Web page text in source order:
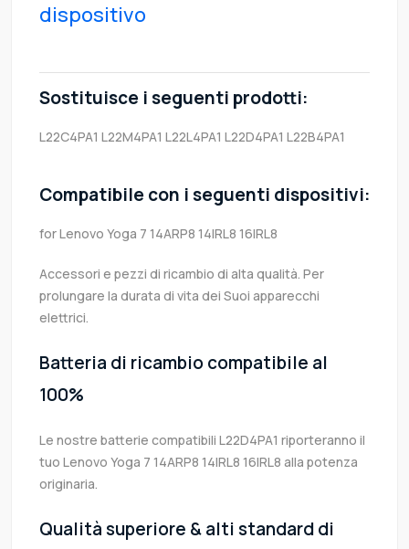
dispositivo
Sostituisce i seguenti prodotti:
L22C4PA1 L22M4PA1 L22L4PA1 L22D4PA1 L22B4PA1
Compatibile con i seguenti dispositivi:
for Lenovo Yoga 7 14ARP8 14IRL8 16IRL8
Accessori e pezzi di ricambio di alta qualità. Per
prolungare la durata di vita dei Suoi apparecchi
elettrici.
Batteria di ricambio compatibile al
100%
Le nostre batterie compatibili L22D4PA1 riporteranno il
tuo Lenovo Yoga 7 14ARP8 14IRL8 16IRL8 alla potenza
originaria.
Qualità superiore & alti standard di